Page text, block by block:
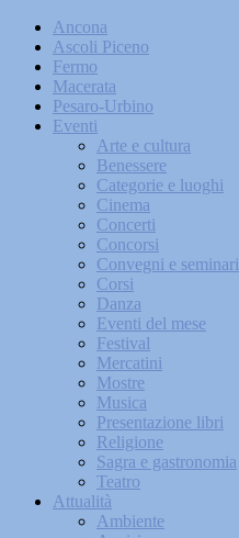
Ancona
Ascoli Piceno
Fermo
Macerata
Pesaro-Urbino
Eventi
Arte e cultura
Benessere
Categorie e luoghi
Cinema
Concerti
Concorsi
Convegni e seminari
Corsi
Danza
Eventi del mese
Festival
Mercatini
Mostre
Musica
Presentazione libri
Religione
Sagra e gastronomia
Teatro
Attualità
Ambiente